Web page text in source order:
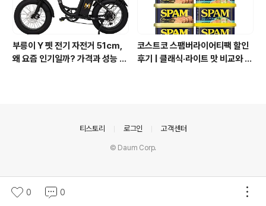
부릉이 Y 펫 전기 자전거 51cm,
왜 요즘 인기일까? 가격과 성능 총
코스트코 스팸버라이어티팩 할인
후기 | 클래식·라이트 맛 비교와 가
0 0
티스토리 로그인 고객센터
© Daum Corp.